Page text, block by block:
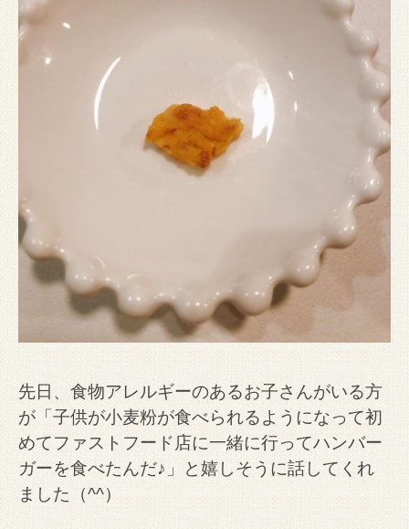
先日、食物アレルギーのあるお子さんがいる方
が「子供が小麦粉が食べられるようになって初
めてファストフード店に一緒に行ってハンバー
ガーを食べたんだ♪」と嬉しそうに話してくれ
ました（^^）